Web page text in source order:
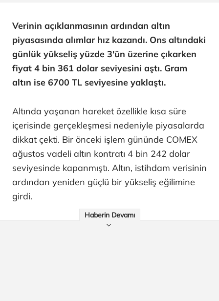
Verinin açıklanmasının ardından altın
piyasasında alımlar hız kazandı. Ons altındaki
günlük yükseliş yüzde 3'ün üzerine çıkarken
fiyat 4 bin 361 dolar seviyesini aştı. Gram
altın ise 6700 TL seviyesine yaklaştı.
Altında yaşanan hareket özellikle kısa süre
içerisinde gerçekleşmesi nedeniyle piyasalarda
dikkat çekti. Bir önceki işlem gününde COMEX
ağustos vadeli altın kontratı 4 bin 242 dolar
seviyesinde kapanmıştı. Altın, istihdam verisinin
ardından yeniden güçlü bir yükseliş eğilimine
girdi.
Haberin Devamı